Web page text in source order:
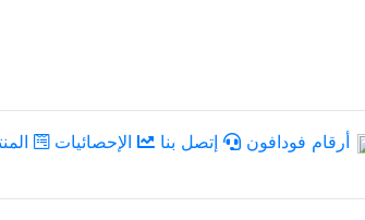
أرقام فودافون إتصل بنا الإحصائيات